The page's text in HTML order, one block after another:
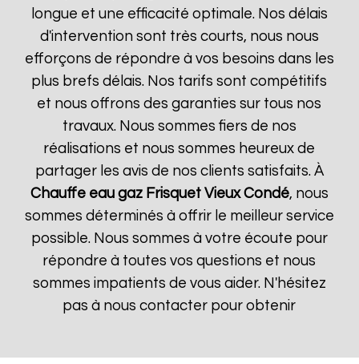
longue et une efficacité optimale. Nos délais
d'intervention sont très courts, nous nous
efforçons de répondre à vos besoins dans les
plus brefs délais. Nos tarifs sont compétitifs
et nous offrons des garanties sur tous nos
travaux. Nous sommes fiers de nos
réalisations et nous sommes heureux de
partager les avis de nos clients satisfaits. À
Chauffe eau gaz Frisquet Vieux Condé, nous
sommes déterminés à offrir le meilleur service
possible. Nous sommes à votre écoute pour
répondre à toutes vos questions et nous
sommes impatients de vous aider. N'hésitez
pas à nous contacter pour obtenir